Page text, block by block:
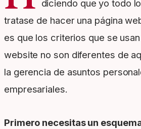
diciendo que yo todo
tratase de hacer una página
es que los criterios que se
website no son diferentes de
la gerencia de asuntos
empresariales.
Primero necesitas un